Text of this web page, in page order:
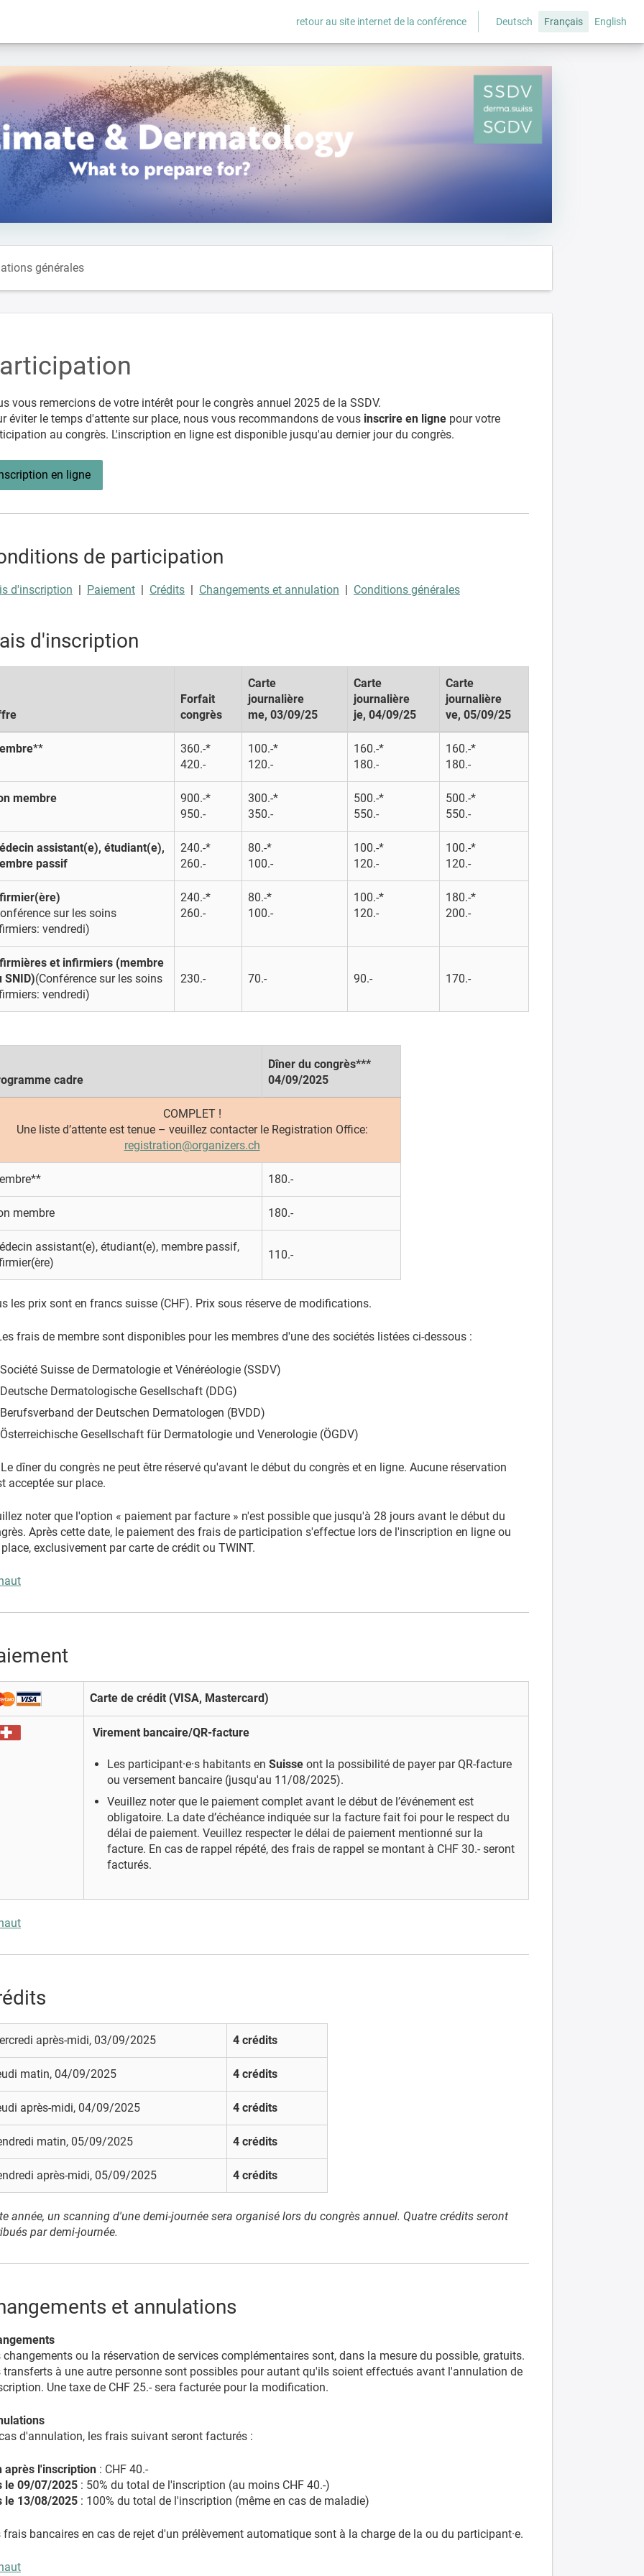
retour au site internet de la conférence Deutsch Français English
générales
vous remercions de votre intérêt pour le congrès annuel 2025 de la SSDV.
éviter le temps d'attente sur place, nous vous recommandons de vous inscrire en ligne pour votre
au congrès. L'inscription en ligne est disponible jusqu'au dernier jour du congrès.
en ligne
de participation
d'inscription | Paiement | Crédits | Changements et annulation | Conditions générales
d'inscription
Forfait
congrès
Carte
journalière
me, 03/09/25
Carte
journalière
je, 04/09/25
Carte
journalière
ve, 05/09/25
**
360.-*
420.-
100.-*
120.-
160.-*
180.-
160.-*
180.-
membre
900.-*
950.-
300.-*
350.-
500.-*
550.-
500.-*
550.-
assistant(e), étudiant(e),
passif
240.-*
260.-
80.-*
100.-
100.-*
120.-
100.-*
120.-
sur les soins
vendredi)
240.-*
260.-
80.-*
100.-
100.-*
120.-
180.-*
200.-
et infirmiers (membre
SNID)(Conférence sur les soins
vendredi)
230.- 70.- 90.- 170.-
cadre
Dîner du congrès***
04/09/2025
COMPLET !
Une liste d’attente est tenue – veuillez contacter le Registration Office:
registration@organizers.ch
180.-
membre 180.-
assistant(e), étudiant(e), membre passif,
110.-
les prix sont en francs suisse (CHF). Prix sous réserve de modifications.
frais de membre sont disponibles pour les membres d'une des sociétés listées ci-dessous :
Société Suisse de Dermatologie et Vénéréologie (SSDV)
Deutsche Dermatologische Gesellschaft (DDG)
Berufsverband der Deutschen Dermatologen (BVDD)
Österreichische Gesellschaft für Dermatologie und Venerologie (ÖGDV)
dîner du congrès ne peut être réservé qu'avant le début du congrès et en ligne. Aucune réservation
acceptée sur place.
noter que l'option « paiement par facture » n'est possible que jusqu'à 28 jours avant le début du
Après cette date, le paiement des frais de participation s'effectue lors de l'inscription en ligne ou
exclusivement par carte de crédit ou TWINT.
Carte de crédit (VISA, Mastercard)
Virement bancaire/QR-facture
Les participant·e·s habitants en Suisse ont la possibilité de payer par QR-facture
ou versement bancaire (jusqu'au 11/08/2025).
Veuillez noterque le paiement complet avant le début de l’événement est
obligatoire. La date d’échéance indiquée sur la facture fait foi pour le respect du
délai de paiement. Veuillez respecter le délai de paiement mentionné sur la
facture. En cas de rappel répété, des frais de rappel se montant à CHF 30.- seront
facturés.
après-midi, 03/09/2025 4 crédits
matin, 04/09/2025 4 crédits
après-midi, 04/09/2025 4 crédits
matin, 05/09/2025 4 crédits
après-midi, 05/09/2025 4 crédits
année, un scanning d'une demi-journée sera organisé lors du congrès annuel. Quatre crédits seront
par demi-journée.
et annulations
changements ou la réservation de services complémentaires sont, dans la mesure du possible, gratuits.
transferts à une autre personne sont possibles pour autant qu'ils soient effectués avant l'annulation de
Une taxe de CHF 25.- sera facturée pour la modification.
d'annulation, les frais suivant seront facturés :
après l'inscription : CHF 40.-
le 09/07/2025 : 50% du total de l'inscription (au moins CHF 40.-)
le 13/08/2025 : 100% du total de l'inscription (même en cas de maladie)
frais bancaires en cas de rejet d'un prélèvement automatique sont à la charge de la ou du participant·e.